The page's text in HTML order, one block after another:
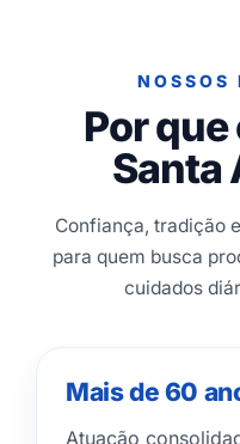
NOSSOS
Por
Santa
Confiança, tradição
para quem busca
cuidados
Mais de 60
Atuação